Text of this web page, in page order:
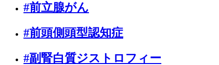
#前立腺がん
#前頭側頭型認知症
#副腎白質ジストロフィー